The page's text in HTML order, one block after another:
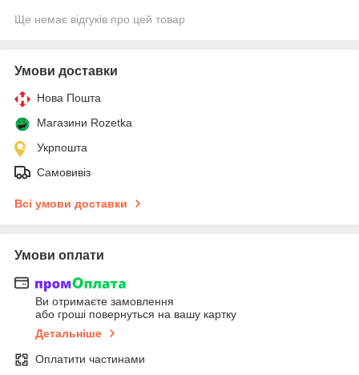
Ще немає відгуків про цей товар
Умови доставки
Нова Пошта
Магазини Rozetka
Укрпошта
Самовивіз
Всі умови доставки
Умови оплати
Ви отримаєте замовлення
або гроші повернуться на вашу картку
Детальніше
Оплатити частинами